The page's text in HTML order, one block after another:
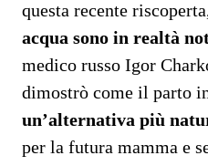
questa recente
acqua sono in realtà
medico russo Igor
dimostrò come il parto
un’alternativa più
per la futura mamma e